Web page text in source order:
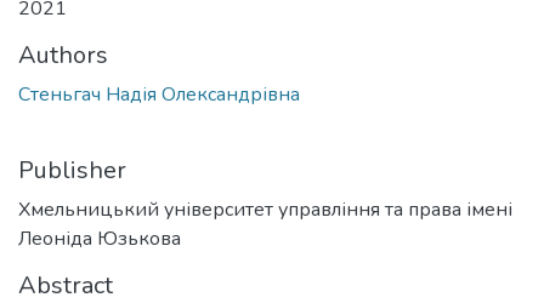
2021
Authors
Стеньгач Надія Олександрівна
Publisher
Хмельницький університет управління та права імені
Леоніда Юзькова
Abstract